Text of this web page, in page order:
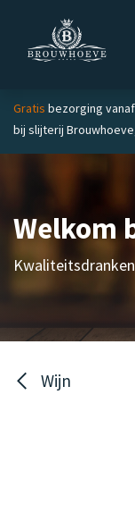
Gratis bezorging
bij slijterij
Welkom
Wijn